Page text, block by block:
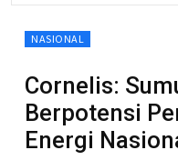
NASIONAL
Cornelis:
Berpotensi
Energi